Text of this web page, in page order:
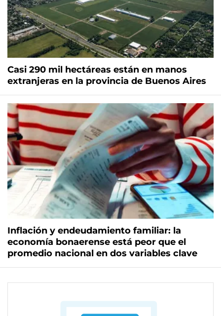
Casi 290 mil hectáreas están en manos
extranjeras en la provincia de Buenos Aires
Inflación y endeudamiento familiar: la
economía bonaerense está peor que el
promedio nacional en dos variables clave